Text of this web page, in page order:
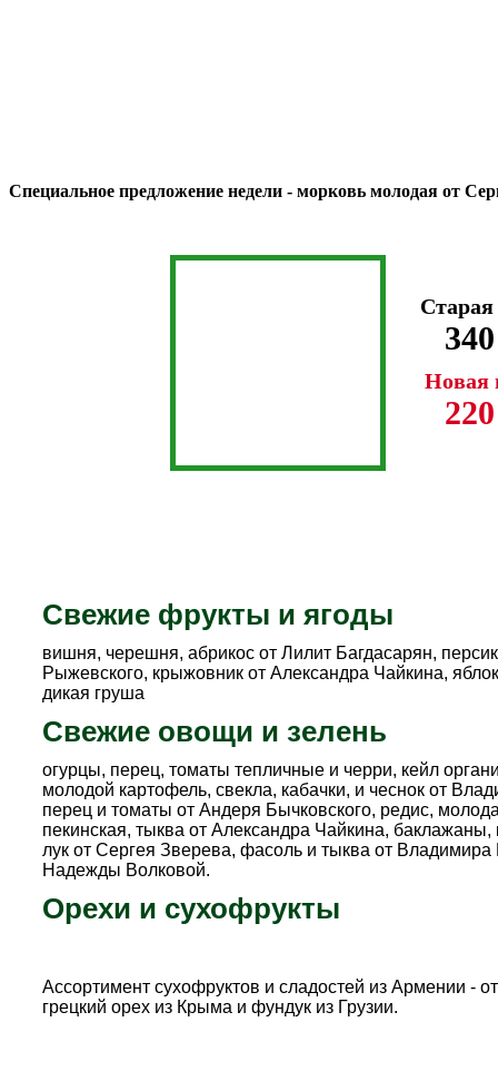
Специальное предложение недели - морковь молодая от
Новая
Свежие фрукты и ягоды
вишня, черешня, абрикос от Лилит Багдасарян,
Рыжевского, крыжовник от Александра Чайкина,
дикая груша
Свежие овощи и зелень
огурцы, перец, томаты тепличные и черри, кейл
молодой картофель, свекла, кабачки, и чеснок от
перец и томаты от Андеря Бычковского, редис,
пекинская, тыква от Александра Чайкина, баклажаны,
лук от Сергея Зверева, фасоль и тыква от Владимира
Надежды Волковой.
Орехи и сухофрукты
Ассортимент сухофруктов и сладостей из Армении -
грецкий орех из Крыма и фундук из Грузии.